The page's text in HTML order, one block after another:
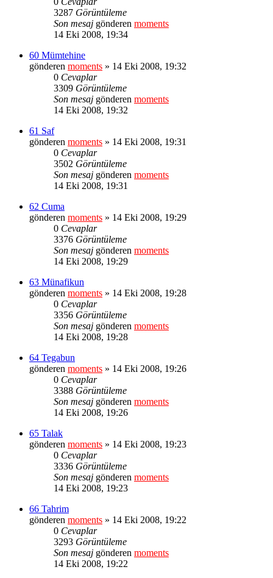
3287 Görüntüleme
Son mesaj gönderen moments
14 Eki 2008, 19:34
60 Mümtehine
gönderen moments » 14 Eki 2008, 19:32
0 Cevaplar
3309 Görüntüleme
Son mesaj gönderen moments
14 Eki 2008, 19:32
61 Saf
gönderen moments » 14 Eki 2008, 19:31
0 Cevaplar
3502 Görüntüleme
Son mesaj gönderen moments
14 Eki 2008, 19:31
62 Cuma
gönderen moments » 14 Eki 2008, 19:29
0 Cevaplar
3376 Görüntüleme
Son mesaj gönderen moments
14 Eki 2008, 19:29
63 Münafikun
gönderen moments » 14 Eki 2008, 19:28
0 Cevaplar
3356 Görüntüleme
Son mesaj gönderen moments
14 Eki 2008, 19:28
64 Tegabun
gönderen moments » 14 Eki 2008, 19:26
0 Cevaplar
3388 Görüntüleme
Son mesaj gönderen moments
14 Eki 2008, 19:26
65 Talak
gönderen moments » 14 Eki 2008, 19:23
0 Cevaplar
3336 Görüntüleme
Son mesaj gönderen moments
14 Eki 2008, 19:23
66 Tahrim
gönderen moments » 14 Eki 2008, 19:22
0 Cevaplar
3293 Görüntüleme
Son mesaj gönderen moments
14 Eki 2008, 19:22